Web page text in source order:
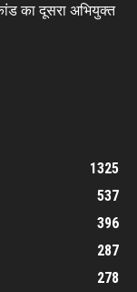
का दूसरा अभियुक्त
1325
537
396
287
278